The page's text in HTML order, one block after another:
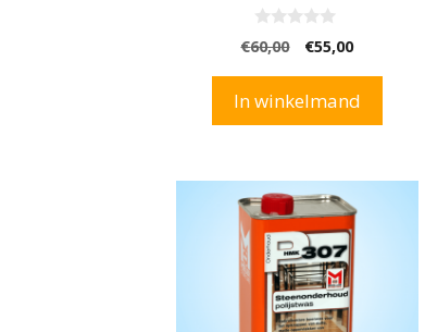
0
v
5
€60,00
Oorspronkelijke
was:
€60,00.
€55,00Huidige
is:
€55,00.
In winkelmand